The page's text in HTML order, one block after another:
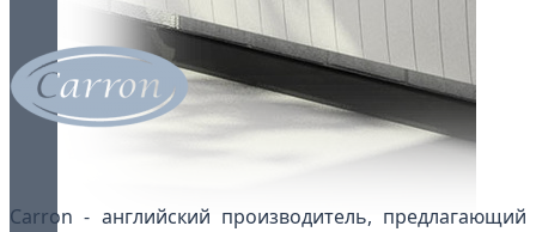
Carron - английский производитель, предлагающий